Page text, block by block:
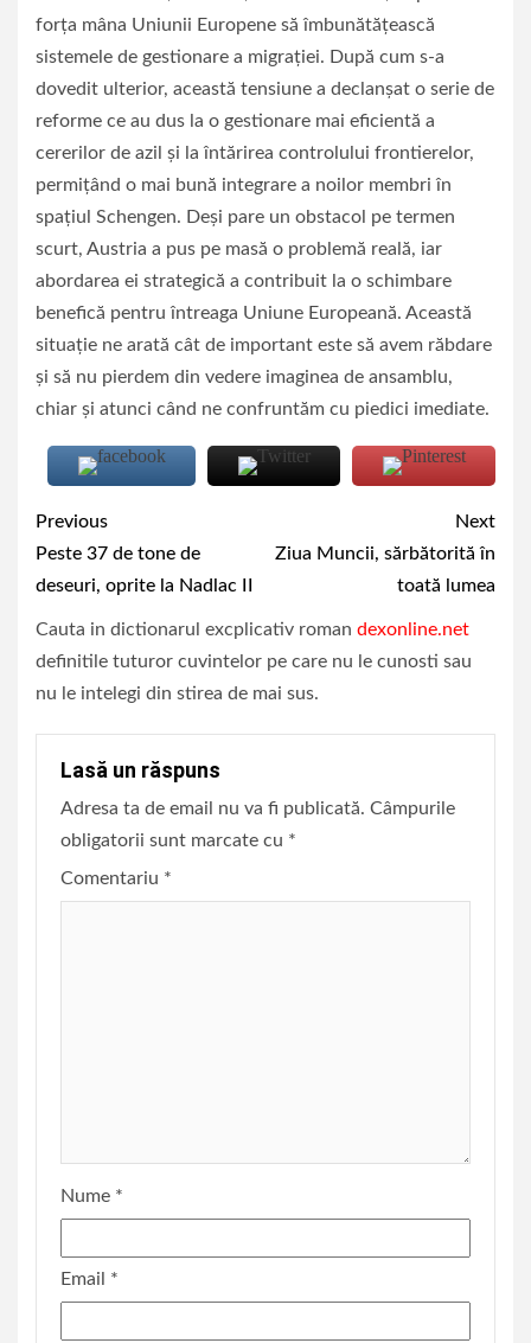
forța mâna Uniunii Europene să îmbunătățească
sistemele de gestionare a migrației. După cum s-a
dovedit ulterior, această tensiune a declanșat o serie de
reforme ce au dus la o gestionare mai eficientă a
cererilor de azil și la întărirea controlului frontierelor,
permițând o mai bună integrare a noilor membri în
spațiul Schengen. Deși pare un obstacol pe termen
scurt, Austria a pus pe masă o problemă reală, iar
abordarea ei strategică a contribuit la o schimbare
benefică pentru întreaga Uniune Europeană. Această
situație ne arată cât de important este să avem răbdare
și să nu pierdem din vedere imaginea de ansamblu,
chiar și atunci când ne confruntăm cu piedici imediate.
Continue
Reading
Previous
Peste 37 de tone de
deseuri, oprite la Nadlac II
Next
Ziua Muncii, sărbătorită în
toată lumea
Cauta in dictionarul excplicativ roman dexonline.net
definitile tuturor cuvintelor pe care nu le cunosti sau
nu le intelegi din stirea de mai sus.
Lasă un răspuns
Adresa ta de email nu va fi publicată. Câmpurile
obligatorii sunt marcate cu *
Comentariu *
Nume *
Email *